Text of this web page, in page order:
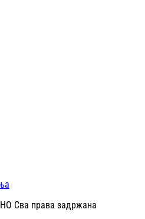
Сва права задржана